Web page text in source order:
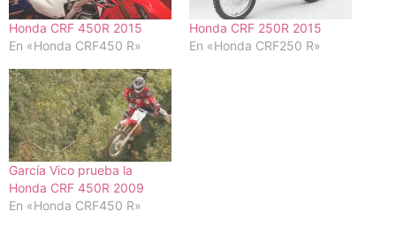
Honda CRF 450R 2015
En «Honda CRF450 R»
Honda CRF 250R 2015
En «Honda CRF250 R»
García Vico prueba la
Honda CRF 450R 2009
En «Honda CRF450 R»